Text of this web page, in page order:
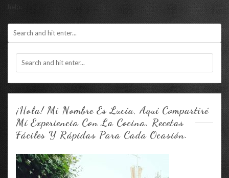
help.
¡Hola! Mi Nombre Es Lucía, Aquí Compartiré
Mí Experiencia Con La Cocina. Recetas
Fáciles Y Rápidas Para Cada Ocasión.